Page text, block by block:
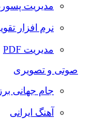
مدیریت پسورد
نرم افزار تقویم
مدیریت PDF
صوتی و تصویری
جام جهانی برزیل 2014
آهنگ ایرانی